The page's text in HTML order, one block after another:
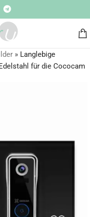
» Langlebige
für die Cococam